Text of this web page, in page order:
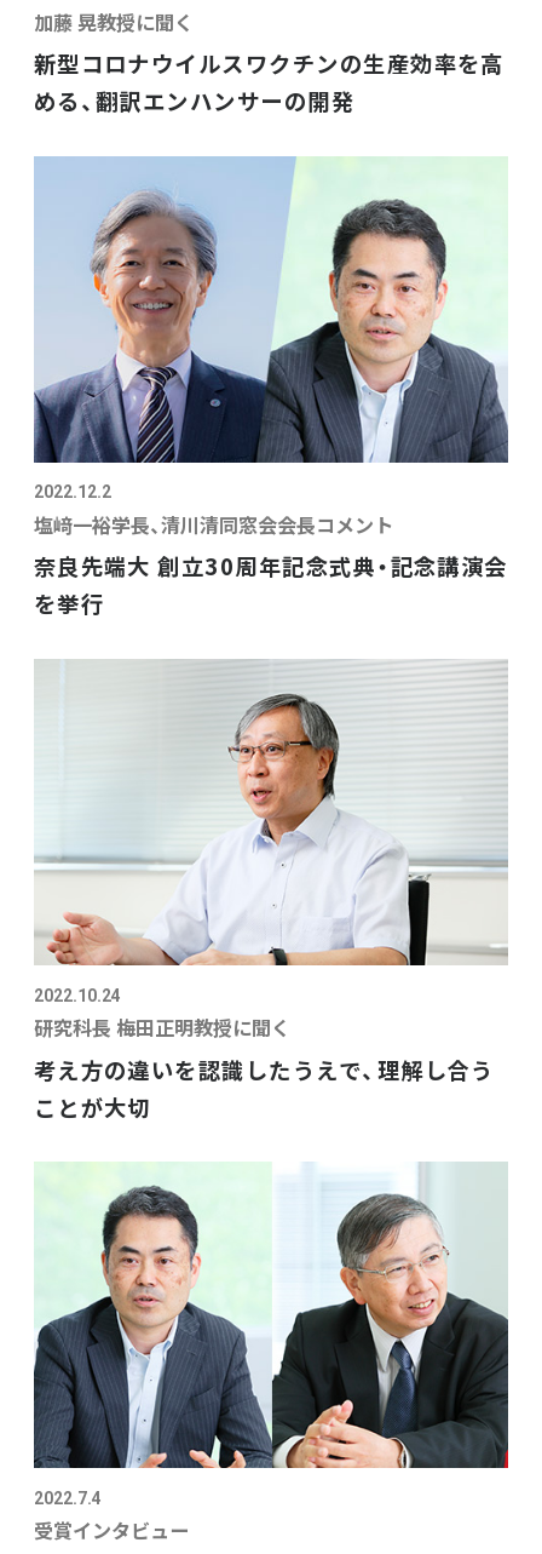
加藤 晃教授に聞く
新型コロナウイルスワクチンの生産効率を高
める、翻訳エンハンサーの開発
2022.12.2
塩﨑一裕学長、清川清同窓会会長コメント
奈良先端大 創立30周年記念式典・記念講演会
を挙行
2022.10.24
研究科長 梅田正明教授に聞く
考え方の違いを認識したうえで、理解し合う
ことが大切
2022.7.4
受賞インタビュー